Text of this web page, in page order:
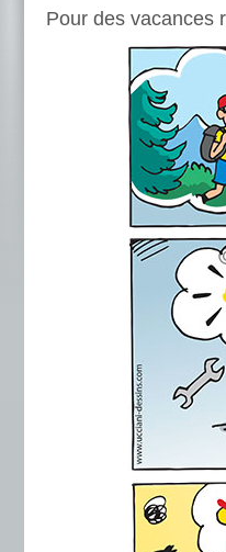
Pour des vacances